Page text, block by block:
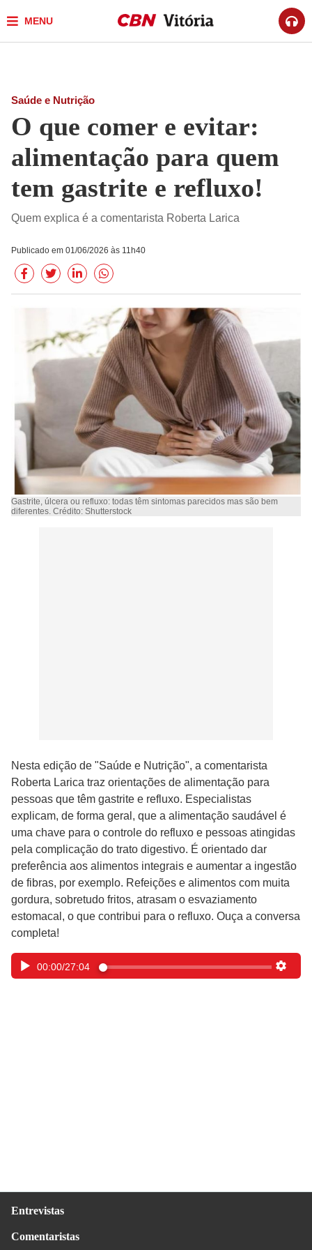
MENU
Saúde e Nutrição
O que comer e evitar:
alimentação para quem
tem gastrite e refluxo!
Quem explica é a comentarista Roberta Larica
Publicado em 01/06/2026 às 11h40
Gastrite, úlcera ou refluxo: todas têm sintomas parecidos mas são bem
diferentes. Crédito: Shutterstock
Nesta edição de "Saúde e Nutrição", a comentarista
Roberta Larica traz orientações de alimentação para
pessoas que têm gastrite e refluxo. Especialistas
explicam, de forma geral, que a alimentação saudável é
uma chave para o controle do refluxo e pessoas atingidas
pela complicação do trato digestivo. É orientado dar
preferência aos alimentos integrais e aumentar a ingestão
de fibras, por exemplo. Refeições e alimentos com muita
gordura, sobretudo fritos, atrasam o esvaziamento
estomacal, o que contribui para o refluxo. Ouça a conversa
completa!
00:00/27:04
Entrevistas
Comentaristas